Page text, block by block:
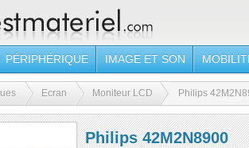
PÉRIPHÉRIQUE IMAGE ET SON
Ecran Moniteur LCD Philips
Philips 42M2N8900